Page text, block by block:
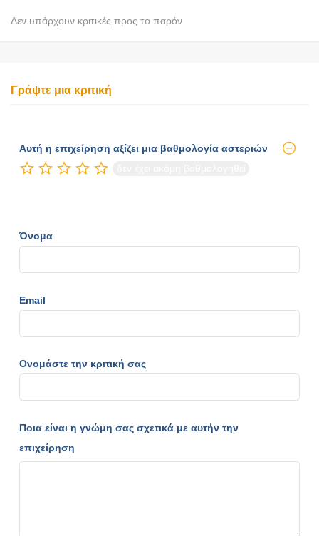
Δεν υπάρχουν κριτικές προς το παρόν
Γράψτε μια κριτική
Αυτή η επιχείρηση αξίζει μια βαθμολογία αστεριών
Όνομα
Email
Ονομάστε την κριτική σας
Ποια είναι η γνώμη σας σχετικά με αυτήν την
επιχείρηση